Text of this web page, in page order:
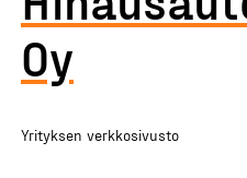
Oy
Yrityksen verkkosivusto